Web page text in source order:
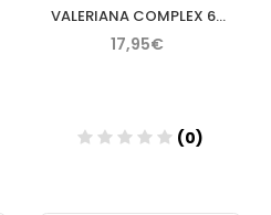
VALERIANA COMPLEX 60 CAPSULAS NATURE ESSENTIAL
17,95€
(0)